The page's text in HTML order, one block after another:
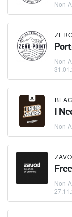
Non-
Non-
I
Non-
Non-